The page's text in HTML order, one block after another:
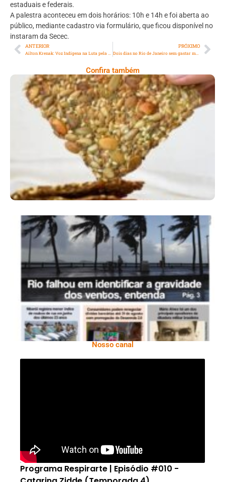
estaduais e federais.
A palestra aconteceu em dois horários: 10h e 14h e foi aberta ao
público, mediante cadastro via formulário, que ficou disponível no
instaram da Secec.
ANTERIOR
Ailton Krenak: Voz Indígena na Luta pela Natureza e Cultura
PRÓXIMO
Dois dias no Rio de Janeiro sem gastar muito
Confira também
Comer Bem: Cracker De Sementes
Ano X – Número 366 01 A 07 De Agosto De
2026
Nosso canal
Programa Respirarte | Episódio #010 -